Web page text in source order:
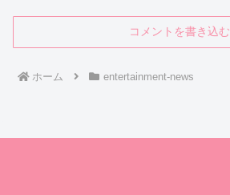
コメントを書き込む
ホーム entertainment-news